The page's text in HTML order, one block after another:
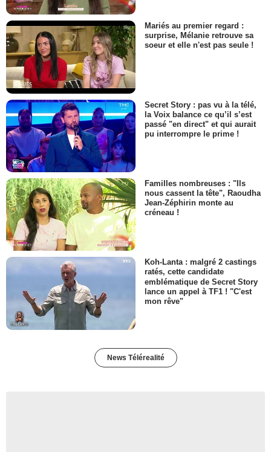
Mariés au premier regard :
surprise, Mélanie retrouve sa
soeur et elle n'est pas seule !
Secret Story : pas vu à la télé,
la Voix balance ce qu’il s’est
passé "en direct" et qui aurait
pu interrompre le prime !
Familles nombreuses : "Ils
nous cassent la tête", Raoudha
Jean-Zéphirin monte au
créneau !
Koh-Lanta : malgré 2 castings
ratés, cette candidate
emblématique de Secret Story
lance un appel à TF1 ! "C'est
mon rêve"
News Télérealité